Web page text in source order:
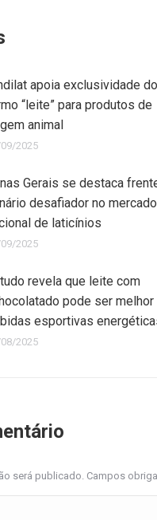
apoia exclusividade do
“leite” para produtos de
animal
2025
Gerais se destaca
desafiador no mercado
de laticínios
2025
revela que leite com
pode ser melhor
esportivas
2025
será publicado. Campos